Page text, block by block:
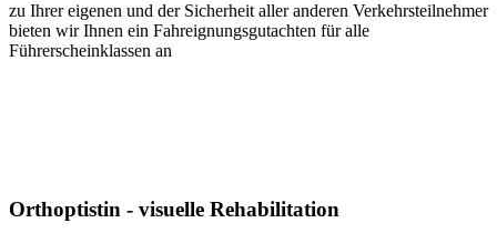
zu Ihrer eigenen und der Sicherheit aller anderen Verkehrsteilnehmer
bieten wir Ihnen ein Fahreignungsgutachten für alle
Führerscheinklassen an
Orthoptistin - visuelle Rehabilitation